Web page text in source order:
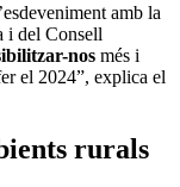
amb la
i del Consell
nos més i
el 2024”, explica el
rurals